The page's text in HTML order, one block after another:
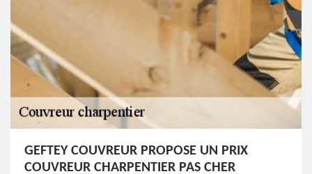
GEFTEY COUVREUR PROPOSE UN PRIX
COUVREUR CHARPENTIER PAS CHER